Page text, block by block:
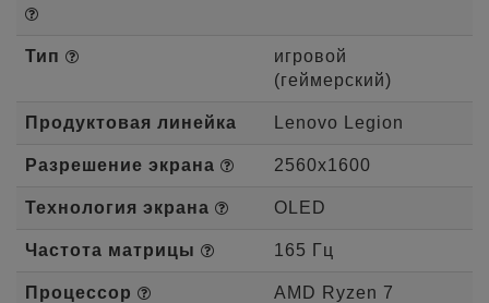
Тип
игровой
(геймерский)
Продуктовая линейка Lenovo Legion
Разрешение экрана 2560x1600
Технология экрана OLED
Частота матрицы 165 Гц
Процессор AMD Ryzen 7